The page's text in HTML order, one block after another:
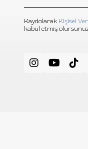
Kaydolarak Kişisel
kabul etmiş